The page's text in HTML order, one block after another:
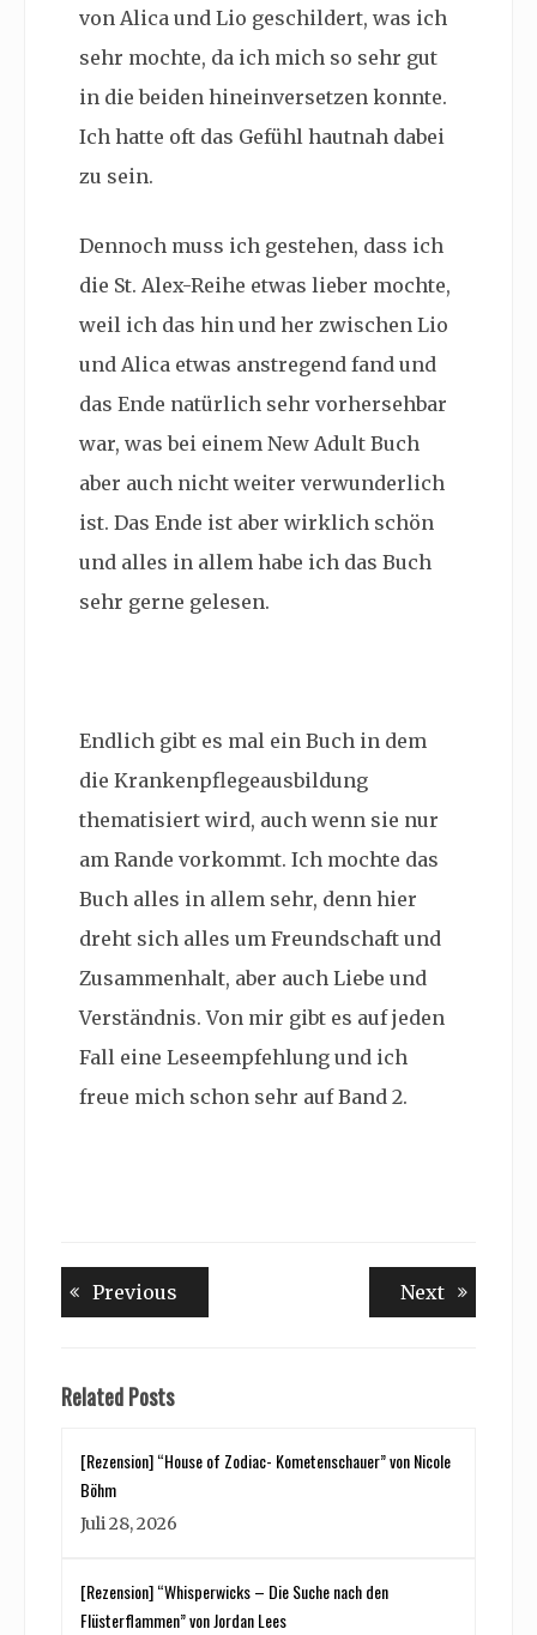
von Alica und Lio geschildert, was ich
sehr mochte, da ich mich so sehr gut
in die beiden hineinversetzen konnte.
Ich hatte oft das Gefühl hautnah dabei
zu sein.
Dennoch muss ich gestehen, dass ich
die St. Alex-Reihe etwas lieber mochte,
weil ich das hin und her zwischen Lio
und Alica etwas anstregend fand und
das Ende natürlich sehr vorhersehbar
war, was bei einem New Adult Buch
aber auch nicht weiter verwunderlich
ist. Das Ende ist aber wirklich schön
und alles in allem habe ich das Buch
sehr gerne gelesen.
Endlich gibt es mal ein Buch in dem
die Krankenpflegeausbildung
thematisiert wird, auch wenn sie nur
am Rande vorkommt. Ich mochte das
Buch alles in allem sehr, denn hier
dreht sich alles um Freundschaft und
Zusammenhalt, aber auch Liebe und
Verständnis. Von mir gibt es auf jeden
Fall eine Leseempfehlung und ich
freue mich schon sehr auf Band 2.
Beitragsnavigation
Previous NextNext
Related Posts
[Rezension] “House of Zodiac- Kometenschauer” von Nicole
Böhm
Juli 28, 2026
[Rezension] “Whisperwicks – Die Suche nach den
Flüsterflammen” von Jordan Lees